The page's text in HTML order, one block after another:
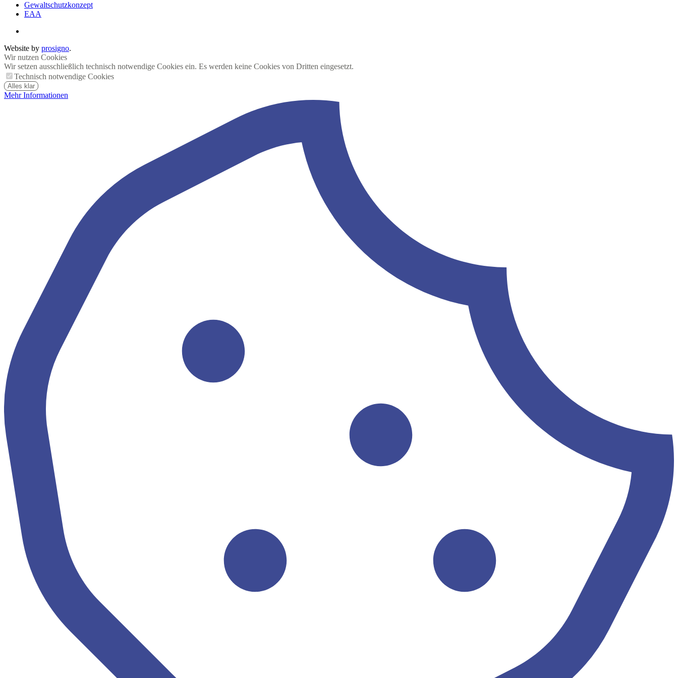
Gewaltschutzkonzept
EAA
Website by prosigno.
Wir nutzen Cookies
Wir setzen ausschließlich technisch notwendige Cookies ein. Es werden keine Cookies von Dritten eingesetzt.
Technisch notwendige Cookies
Alles klar
Mehr Informationen